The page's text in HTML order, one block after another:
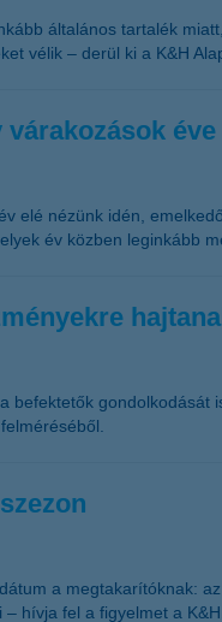
általános tartalék
vélik – derül ki a K&H
várakozások éve
elé nézünk idén,
év közben leginkább
befektetők gondolkodását
a megtakarítóknak:
– hívja fel a figyelmet a